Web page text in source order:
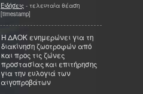
Ειδήσεις - τελευταία θέαση
[timestamp]
H ΔΑΟΚ ενημερώνει για τη
διακίνηση ζωοτροφών από
και προς τις ζώνες
προστασίας και επιτήρησης
για την ευλογιά των
αιγοπροβάτων